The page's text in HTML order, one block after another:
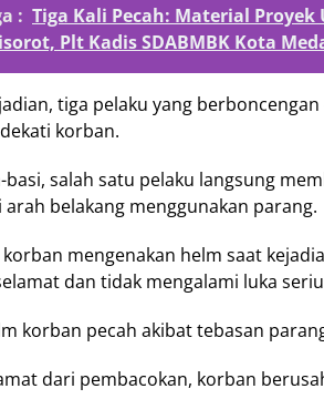
: Tiga Kali Pecah: Material Proyek
Plt Kadis SDABMBK Kota
tiga pelaku yang
korban.
basi, salah satu pelaku langsung
belakang menggunakan parang.
mengenakan helm saat
dan tidak mengalami luka
korban pecah akibat tebasan
dari pembacokan, korban